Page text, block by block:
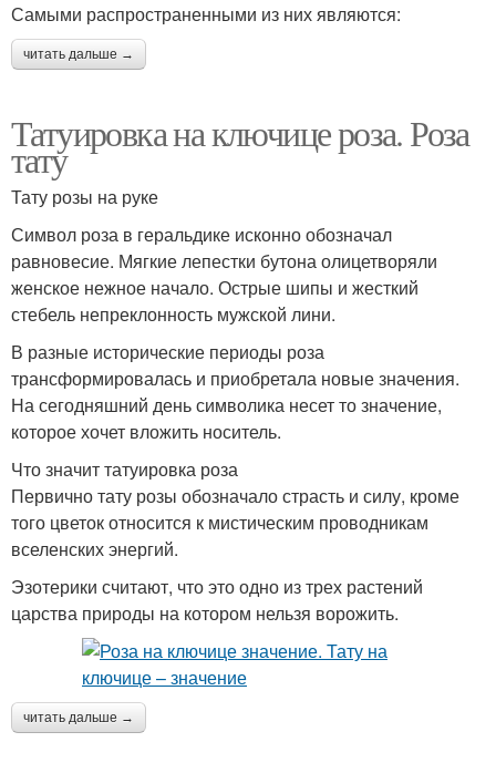
Самыми распространенными из них являются:
читать дальше →
Татуировка на ключице роза. Роза
тату
Тату розы на руке
Символ роза в геральдике исконно обозначал
равновесие. Мягкие лепестки бутона олицетворяли
женское нежное начало. Острые шипы и жесткий
стебель непреклонность мужской лини.
В разные исторические периоды роза
трансформировалась и приобретала новые значения.
На сегодняшний день символика несет то значение,
которое хочет вложить носитель.
Что значит татуировка роза
Первично тату розы обозначало страсть и силу, кроме
того цветок относится к мистическим проводникам
вселенских энергий.
Эзотерики считают, что это одно из трех растений
царства природы на котором нельзя ворожить.
читать дальше →